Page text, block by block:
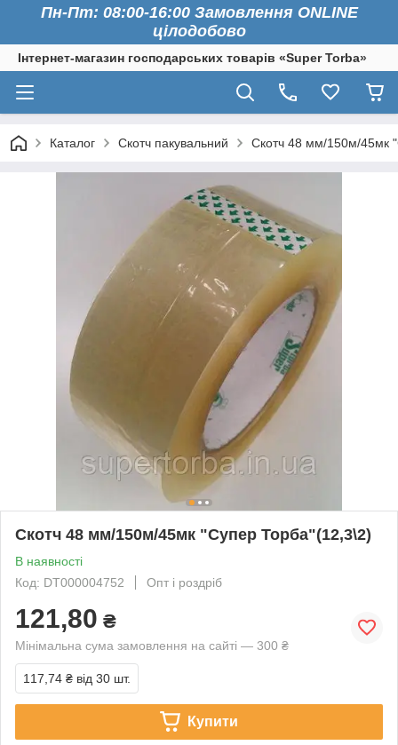
Пн-Пт: 08:00-16:00 Замовлення ONLINE
цілодобово
Інтернет-магазин господарських товарів «Super Torba»
Каталог Скотч пакувальний Скотч 48 мм/150м/45мк
Скотч 48 мм/150м/45мк "Супер Торба"(12,3\2)
В наявності
Код: DT000004752
Опт і роздріб
121,80 ₴
Мінімальна сума замовлення на сайті — 300 ₴
117,74 ₴ від 30 шт.
Купити